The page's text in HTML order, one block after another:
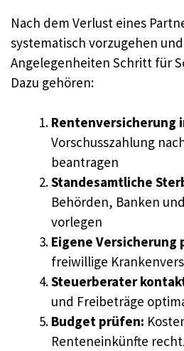
Nach dem Verlust eines
systematisch vorzugehen
Angelegenheiten Schritt für
Dazu gehören:
Rentenversicherung
Vorschusszahlung
beantragen
Standesamtliche
Behörden, Banken
vorlegen
Eigene Versicherung
freiwillige
Steuerberater
und Freibeträge
Budget prüfen:
Renteneinkünfte